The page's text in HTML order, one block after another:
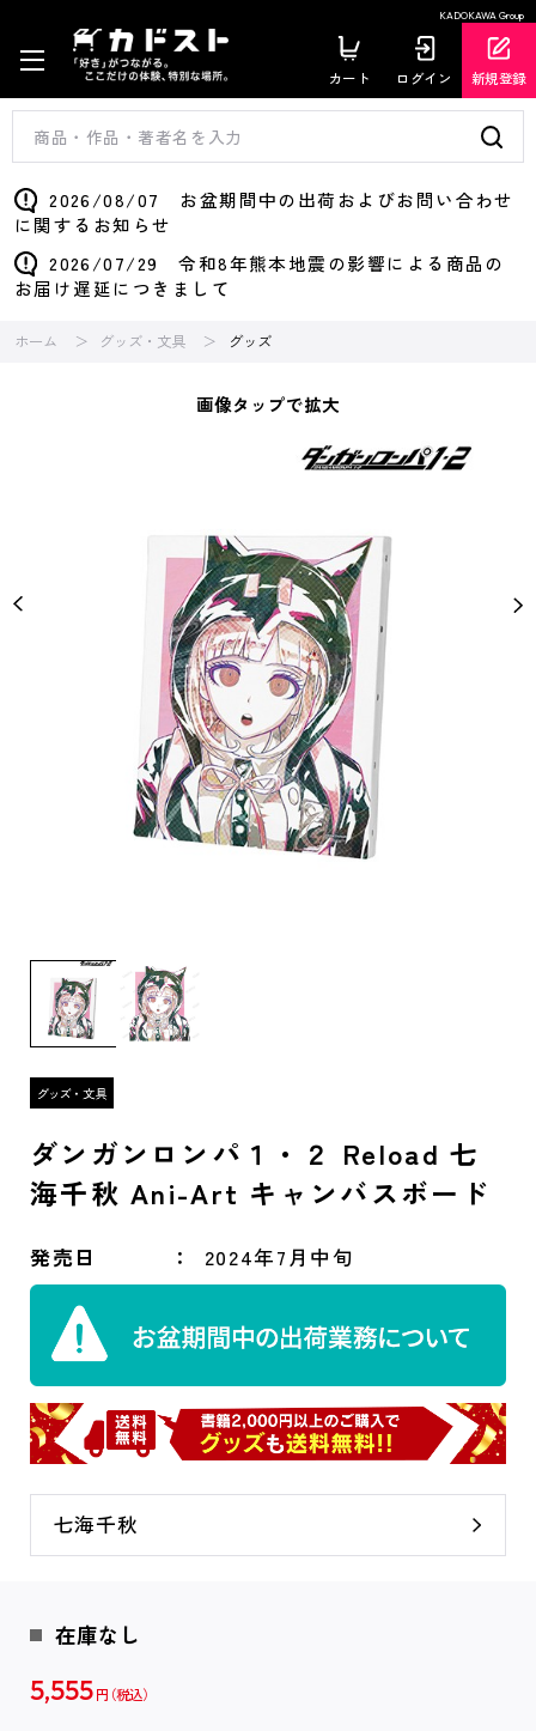
KADOKAWA Group
カート ログイン 新規登録
2026/08/07 お盆期間中の出荷およびお問い合わせ
に関するお知らせ
2026/07/29 令和8年熊本地震の影響による商品の
お届け遅延につきまして
ホーム グッズ・文具 グッズ
画像タップで拡大
ダンガンロンパ１・２ Reload 七
海千秋 Ani-Art キャンバスボード
発売日 2024年7月中旬
七海千秋
在庫なし
5,555 円